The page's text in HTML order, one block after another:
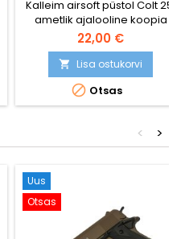
Kalleim airsoft püstol Colt 25,
ametlik ajalooline koopia
22,00 €
 Lisa ostukorvi
 Otsas
>
<
Uus
Otsas